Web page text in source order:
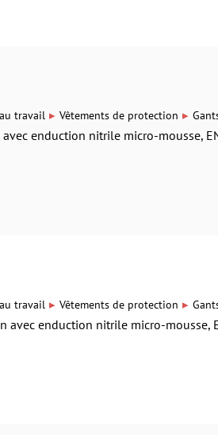
travail ▸ Vêtements de protection ▸
enduction nitrile micro-mousse,
travail ▸ Vêtements de protection ▸
avec enduction nitrile micro-mousse,